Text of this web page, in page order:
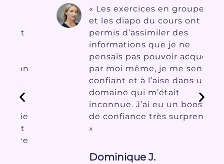
« Les exercices en groupes
et les diapo du cours ont
permis d’assimiler des
informations que je ne
pensais pas pouvoir acquérir
par moi même, je me sens
confiant et à l’aise dans un
domaine qui m’était
inconnue. J’ai eu un booster
de confiance très surprenant
Dominique J.